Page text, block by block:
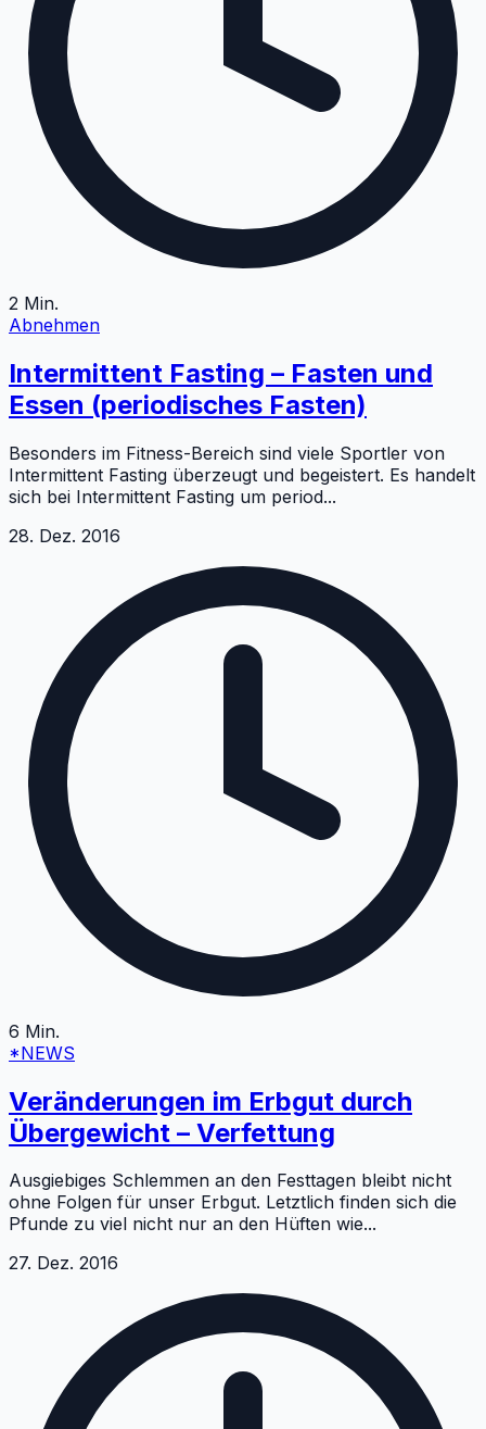
2 Min.
Abnehmen
Intermittent Fasting – Fasten und
Essen (periodisches Fasten)
Besonders im Fitness-Bereich sind viele Sportler von
Intermittent Fasting überzeugt und begeistert. Es handelt
sich bei Intermittent Fasting um period...
28. Dez. 2016
6 Min.
*NEWS
Veränderungen im Erbgut durch
Übergewicht – Verfettung
Ausgiebiges Schlemmen an den Festtagen bleibt nicht
ohne Folgen für unser Erbgut. Letztlich finden sich die
Pfunde zu viel nicht nur an den Hüften wie...
27. Dez. 2016